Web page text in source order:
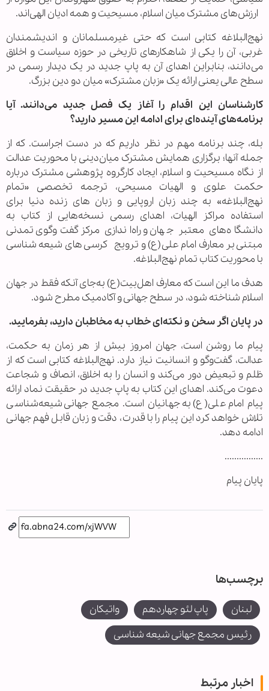
ارزش‌های مشترک میان اسلام، مسیحیت و همه ادیان الهی‌اند.
نهج‌البلاغه کتابی است که حتی غیرمسلمانان و اندیشمندان
غربی، آن را یکی از شاهکارهای تاریخی در حوزه سیاست و اخلاق
می‌دانند، بنابراین اهدای آن به پاپ جدید در یک دیدار رسمی در
سطح عالی یعنی ارائه یک «زبان مشترک» میان دو دین بزرگ.
کارشناسان این اقدام را آغاز یک فصل جدید می‌دانند. آیا
برنامه‌های آینده‌ای برای ادامه این مسیر دارید؟
بله، چند برنامه مهم در نظر داریم که در دست اجراست. که از
جمله آنها؛ برگزاری همایش‌ مشترک میان‌دینی با محوریت عدالت
از نگاه مسیحیت و اسلام، ایجاد کارگروه پژوهشی مشترک درباره
حکمت علوی و الهیات مسیحی، ترجمه تخصصی «تمام
نهج‌البلاغه» به چند زبان اروپایی و زبان های زنده دنیا برای
استفاده مراکز الهیات، اهدای رسمی نسخه‌هایی از کتاب به
دانشگاه‌های معتبر جهان و راه‌اندازی مرکز گفت‌وگوی تمدنی
مبتنی بر معارف امام علی(ع) و ترویج کرسی های شیعه شناسی
با محوریت کتاب تمام نهج‌البلاغه.
هدف ما این است که معارف اهل‌بیت(ع) به‌جای آنکه فقط در جهان
اسلام شناخته شود، در سطح جهانی و آکادمیک مطرح شود.
در پایان اگر سخن و نکته‌ای خطاب به مخاطبان دارید، بفرمایید.
پیام ما روشن است، جهان امروز بیش از هر زمان به حکمت،
عدالت، گفت‌وگو و انسانیت نیاز دارد. نهج‌البلاغه کتابی است که از
ظلم و تبعیض دور می‌کند و انسان را به اخلاق، انصاف و شجاعت
دعوت می‌کند. اهدای این کتاب به پاپ جدید در حقیقت نماد ارائه
پیام امام علی(ع) به جهانیان است. مجمع جهانی شیعه‌شناسی
تلاش خواهد کرد این پیام را با قدرت، دقت و زبان قابل فهم جهانی
ادامه دهد.
................
پایان پیام
برچسب‌ها
لبنان پاپ لئو چهاردهم
واتیکان
رئیس مجمع جهانی شیعه شناسی
اخبار مرتبط